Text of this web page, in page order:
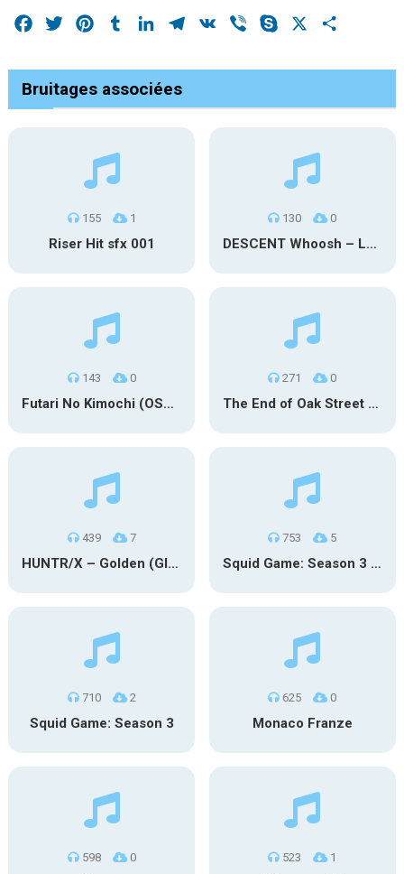
Facebook
Twitter PinterestTumblrLinkedInTelegram
VK Viber Skype
Bruitages associées
155 1
Riser Hit sfx 001
130 0
DESCENT Whoosh – Long
143 0
Futari No Kimochi (OST Inuyasha)
271 0
The End of Oak Street Trailer
439 7
HUNTR/X – Golden (Glowin’ Version)
753 5
Squid Game: Season 3 | Final Games
710 2
Squid Game: Season 3
625 0
Monaco Franze
598 0 523 1